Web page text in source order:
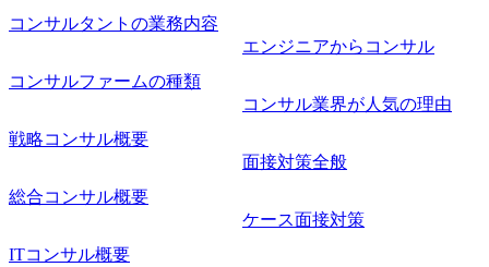
直に受け取れる方 ・推進力のある方
コンサルタントの業務内容
コンサルファームの種類
戦略コンサル概要
総合コンサル概要
ITコンサル概要
エンジニアからコンサル
コンサル業界が人気の理由
面接対策全般
ケース面接対策